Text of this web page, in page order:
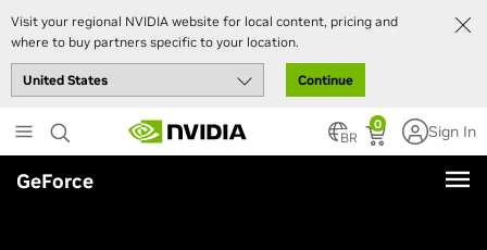
Visit your regional NVIDIA website for local content, pricing and
where to buy partners specific to your location.
Continue
to
main
content
0
BR Sign In
GeForce